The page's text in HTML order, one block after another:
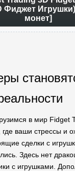
Фиджет
монет]
в мир Fidget
ваши стрессы и
сделки с
Здесь нет
с игрушками.